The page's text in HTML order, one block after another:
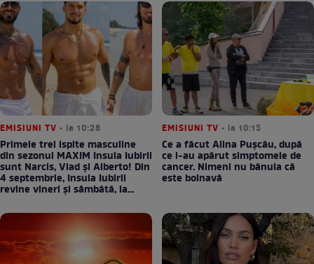
EMISIUNI TV • la 10:28
Primele trei ispite masculine
din sezonul MAXIM Insula Iubirii
sunt Narcis, Vlad și Alberto! Din
4 septembrie, Insula Iubirii
revine vineri și sâmbătă, la
EMISIUNI TV • la 10:15
Ce a făcut Alina Pușcău, după
ce i-au apărut simptomele de
cancer. Nimeni nu bănuia că
este bolnavă